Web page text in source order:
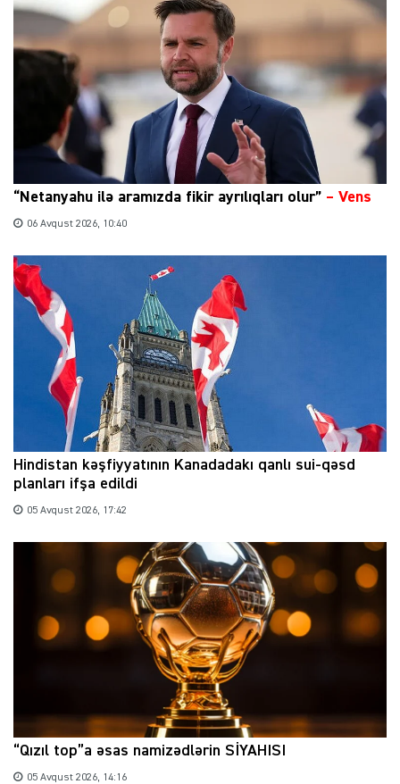
“Netanyahu ilə aramızda fikir ayrılıqları olur” – Vens
06 Avqust 2026, 10:40
Hindistan kəşfiyyatının Kanadadakı qanlı sui-qəsd
planları ifşa edildi
05 Avqust 2026, 17:42
“Qızıl top”a əsas namizədlərin SİYAHISI
05 Avqust 2026, 14:16